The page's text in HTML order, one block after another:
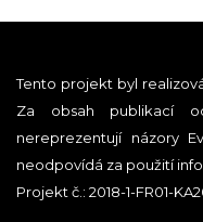
Tento projekt byl
Za obsah publikací
nereprezentují názory
neodpovídá za použití
Projekt č.: 2018-1-FR01-